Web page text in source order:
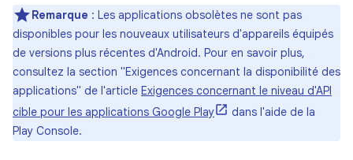
Remarque : Les applications obsolètes ne sont pas
disponibles pour les nouveaux utilisateurs d'appareils équipés
de versions plus récentes d'Android. Pour en savoir plus,
consultez la section "Exigences concernant la disponibilité des
applications" de l'article Exigences concernant le niveau d'API
cible pour les applications Google Play
dans l'aide de la
Play Console.